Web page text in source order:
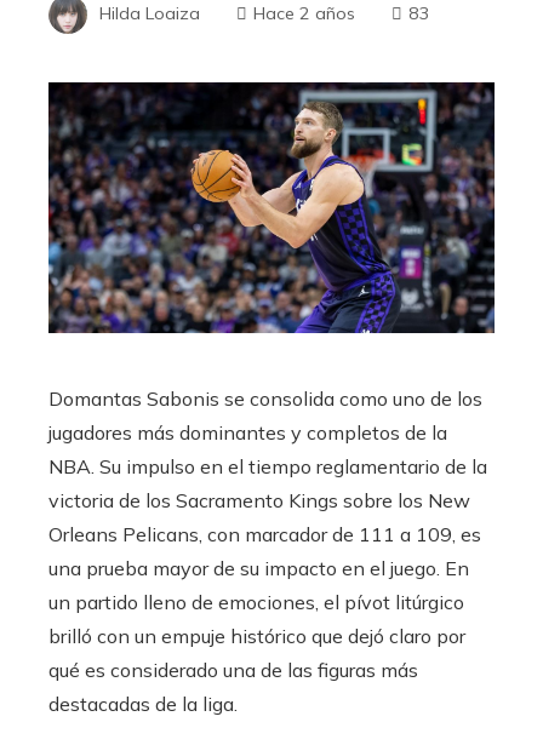
Hilda Loaiza Hace 2 años 83
Domantas Sabonis se consolida como uno de los
jugadores más dominantes y completos de la
NBA. Su impulso en el tiempo reglamentario de la
victoria de los Sacramento Kings sobre los New
Orleans Pelicans, con marcador de 111 a 109, es
una prueba mayor de su impacto en el juego. En
un partido lleno de emociones, el pívot litúrgico
brilló con un empuje histórico que dejó claro por
qué es considerado una de las figuras más
destacadas de la liga.